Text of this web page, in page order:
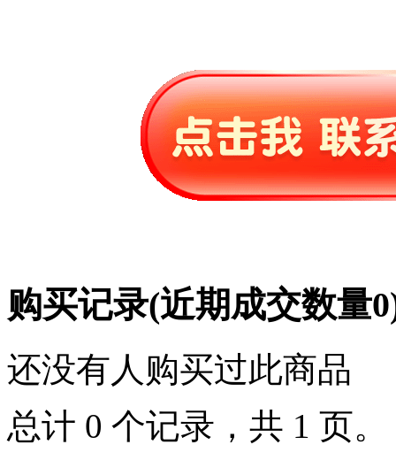
购买记录(近期成交数量0
还没有人购买过此商品
总计 0 个记录，共 1 页。